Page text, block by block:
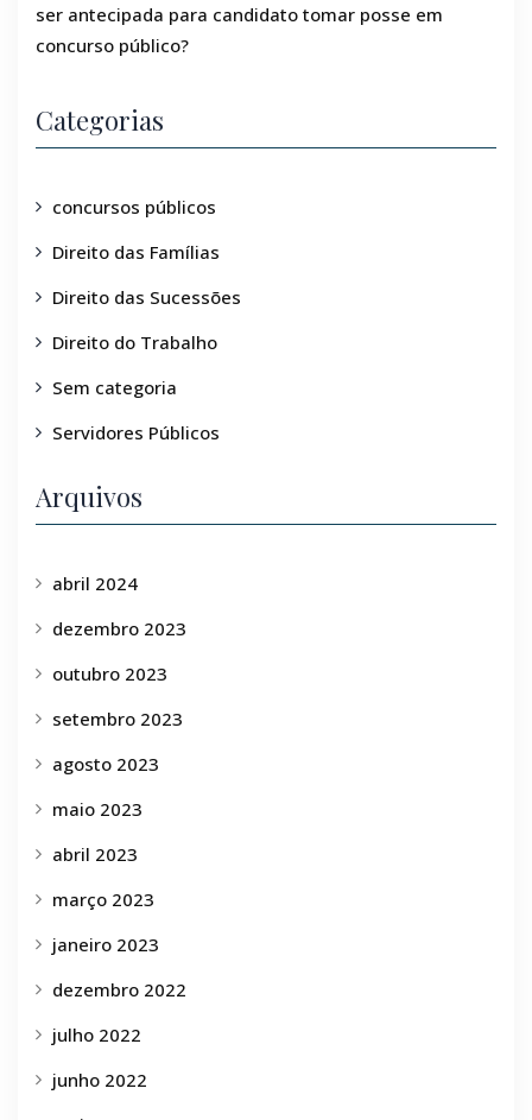
ser antecipada para candidato tomar posse em
concurso público?
Categorias
concursos públicos
Direito das Famílias
Direito das Sucessões
Direito do Trabalho
Sem categoria
Servidores Públicos
Arquivos
abril 2024
dezembro 2023
outubro 2023
setembro 2023
agosto 2023
maio 2023
abril 2023
março 2023
janeiro 2023
dezembro 2022
julho 2022
junho 2022